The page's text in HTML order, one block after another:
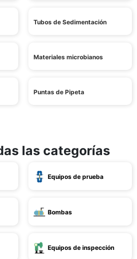
Tubos de Sedimentación
Materiales microbianos
Puntas de Pipeta
las categorías
Equipos de prueba
Bombas
Equipos de inspección